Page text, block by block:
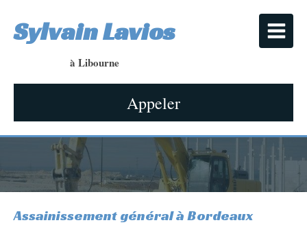
Sylvain Lavios
à Libourne
Appeler
Assainissement général à Bordeaux